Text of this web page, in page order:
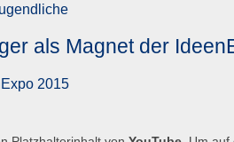
als Magnet der
2015